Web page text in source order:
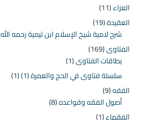
العزاء(11)
العقيدة(19)
شرح لامية شيخ الإسلام ابن تيمية رحمه الله
الفتاوى(169)
بطاقات الفتاوى(1)
سلسلة فتاوى في الحج والعمرة (1)
(1)
الفقه(9)
أصول الفقه وقواعده(8)
الفقهاء(1)